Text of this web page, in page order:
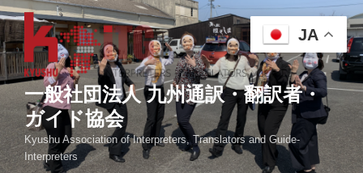
コ
ン
テ
ン
ツ
ス
キ
ッ
一般社団法人 九州通訳・翻訳者・
ガイド協会
Kyushu Association of Interpreters, Translators and Guide-
Interpreters
JA